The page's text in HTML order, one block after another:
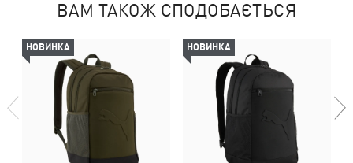
ВАМ ТАКОЖ СПОДОБАЄТЬСЯ
НОВИНКА НОВИНКА